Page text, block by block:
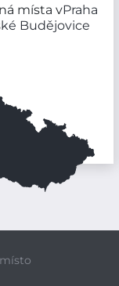
místa vPraha
Budějovice